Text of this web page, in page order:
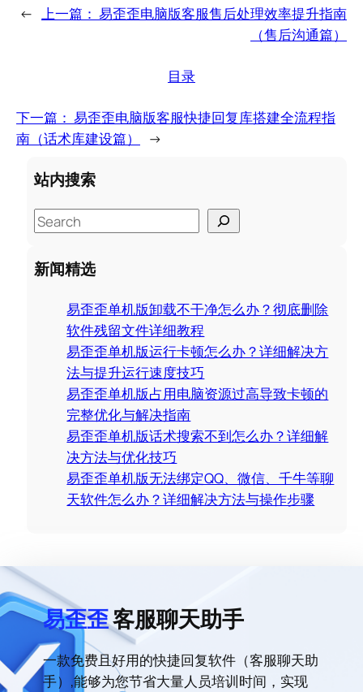
← 上一篇： 易歪歪电脑版客服售后处理效率提升指南
（售后沟通篇）
目录
下一篇： 易歪歪电脑版客服快捷回复库搭建全流程指
南（话术库建设篇）
→
站内搜索
S
e
a
r
新闻精选
易歪歪单机版卸载不干净怎么办？彻底删除
软件残留文件详细教程
易歪歪单机版运行卡顿怎么办？详细解决方
法与提升运行速度技巧
易歪歪单机版占用电脑资源过高导致卡顿的
完整优化与解决指南
易歪歪单机版话术搜索不到怎么办？详细解
决方法与优化技巧
易歪歪单机版无法绑定QQ、微信、千牛等聊
天软件怎么办？详细解决方法与操作步骤
易歪歪客服聊天助手
一款免费且好用的快捷回复软件（客服聊天助
手）,能够为您节省大量人员培训时间，实现